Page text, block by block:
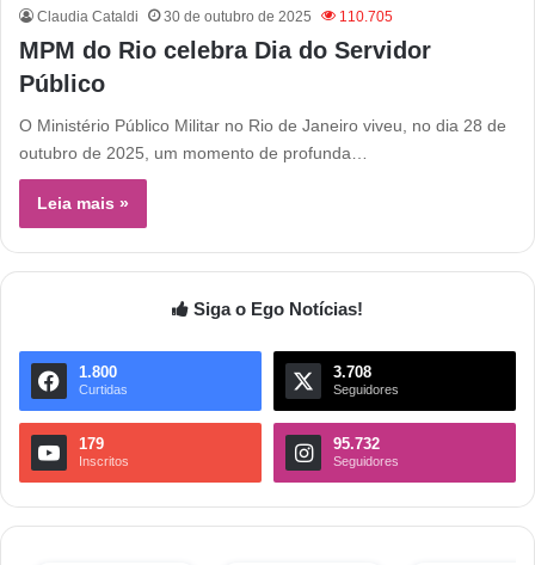
Claudia Cataldi 30 de outubro de 2025 110.705
MPM do Rio celebra Dia do Servidor
Público
O Ministério Público Militar no Rio de Janeiro viveu, no dia 28 de
outubro de 2025, um momento de profunda…
Leia mais »
Siga o Ego Notícias!
1.800
Curtidas
3.708
Seguidores
179
Inscritos
95.732
Seguidores